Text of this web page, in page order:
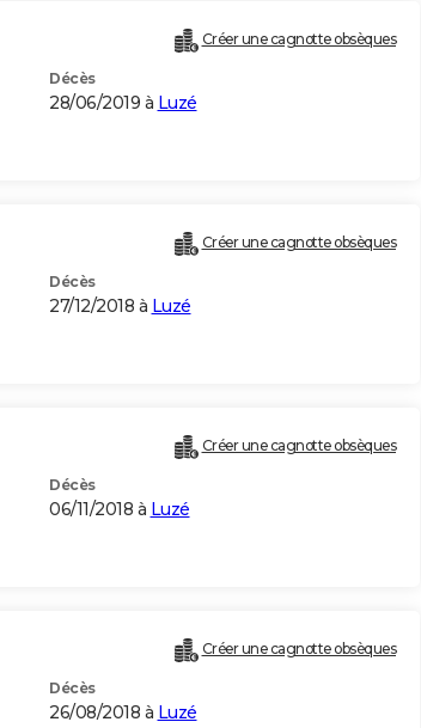
Créer une cagnotte obsèques
Décès
28/06/2019 à Luzé
Créer une cagnotte obsèques
Décès
27/12/2018 à Luzé
Créer une cagnotte obsèques
Décès
06/11/2018 à Luzé
Créer une cagnotte obsèques
Décès
26/08/2018 à Luzé